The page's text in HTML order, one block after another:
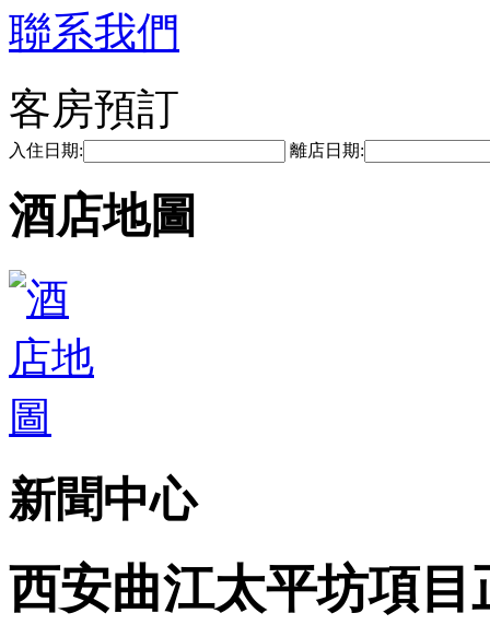
聯系我們
客房預訂
入住日期: 離店日期:
酒店地圖
新聞中心
西安曲江太平坊項目